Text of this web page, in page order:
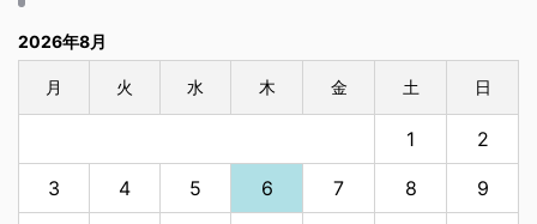
2026年8月
月 火 水 木 金 土 日
1 2
3 4 5 6 7 8 9